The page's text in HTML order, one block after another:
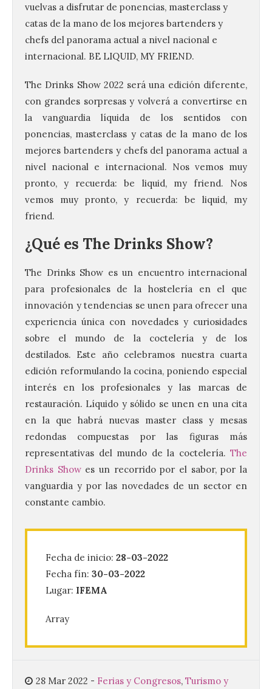
vuelvas a disfrutar de ponencias, masterclass y
catas de la mano de los mejores bartenders y
chefs del panorama actual a nivel nacional e
internacional. BE LIQUID, MY FRIEND.
The Drinks Show 2022 será una edición diferente,
con grandes sorpresas y volverá a convertirse en
la vanguardia líquida de los sentidos con
ponencias, masterclass y catas de la mano de los
mejores bartenders y chefs del panorama actual a
nivel nacional e internacional. Nos vemos muy
pronto, y recuerda: be liquid, my friend. Nos
vemos muy pronto, y recuerda: be liquid, my
friend.
¿Qué es The Drinks Show?
The Drinks Show es un encuentro internacional
para profesionales de la hostelería en el que
innovación y tendencias se unen para ofrecer una
experiencia única con novedades y curiosidades
sobre el mundo de la coctelería y de los
destilados. Este año celebramos nuestra cuarta
edición reformulando la cocina, poniendo especial
interés en los profesionales y las marcas de
restauración. Líquido y sólido se unen en una cita
en la que habrá nuevas master class y mesas
redondas compuestas por las figuras más
representativas del mundo de la coctelería. The
Drinks Showes un recorrido por el sabor, por la
vanguardia y por las novedades de un sector en
constante cambio.
Fecha de inicio: 28-03-2022
Fecha fín: 30-03-2022
Lugar: IFEMA
Array
28 Mar 2022 - Ferias y Congresos, Turismo y
La UPSA impulsa la
Composición Coral Sacra
8 Ago 2026
Este certamen,
(UPSA), premiará composiciones
podrán presentarse hasta el 30 de
noviembre. La Universidad, a […]